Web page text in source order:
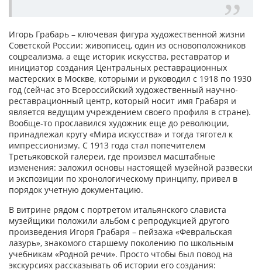
Игорь Грабарь – ключевая фигура художественной жизни
Советской России: живописец, один из основоположников
соцреализма, а еще историк искусства, реставратор и
инициатор создания Центральных реставрационных
мастерских в Москве, которыми и руководил с 1918 по 1930
год (сейчас это Всероссийский художественный научно-
реставрационный центр, который носит имя Грабаря и
является ведущим учреждением своего профиля в стране).
Вообще-то прославился художник еще до революции,
принадлежал кругу «Мира искусства» и тогда тяготел к
импрессионизму. С 1913 года стал попечителем
Третьяковской галереи, где произвел масштабные
изменения: заложил основы настоящей музейной развески
и экспозиции по хронологическому принципу, привел в
порядок учетную документацию.
В витрине рядом с портретом итальянского слависта
музейщики положили альбом с репродукцией другого
произведения Игоря Грабаря – пейзажа «Февральская
лазурь», знакомого старшему поколению по школьным
учебникам «Родной речи». Просто чтобы был повод на
экскурсиях рассказывать об истории его создания: